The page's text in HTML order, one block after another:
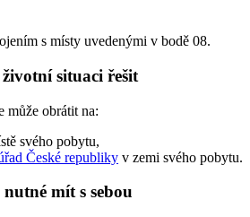
s místy uvedenými v bodě 08.
situaci řešit
může obrátit na:
svého pobytu,
České republiky v zemi svého pobytu.
mít s sebou